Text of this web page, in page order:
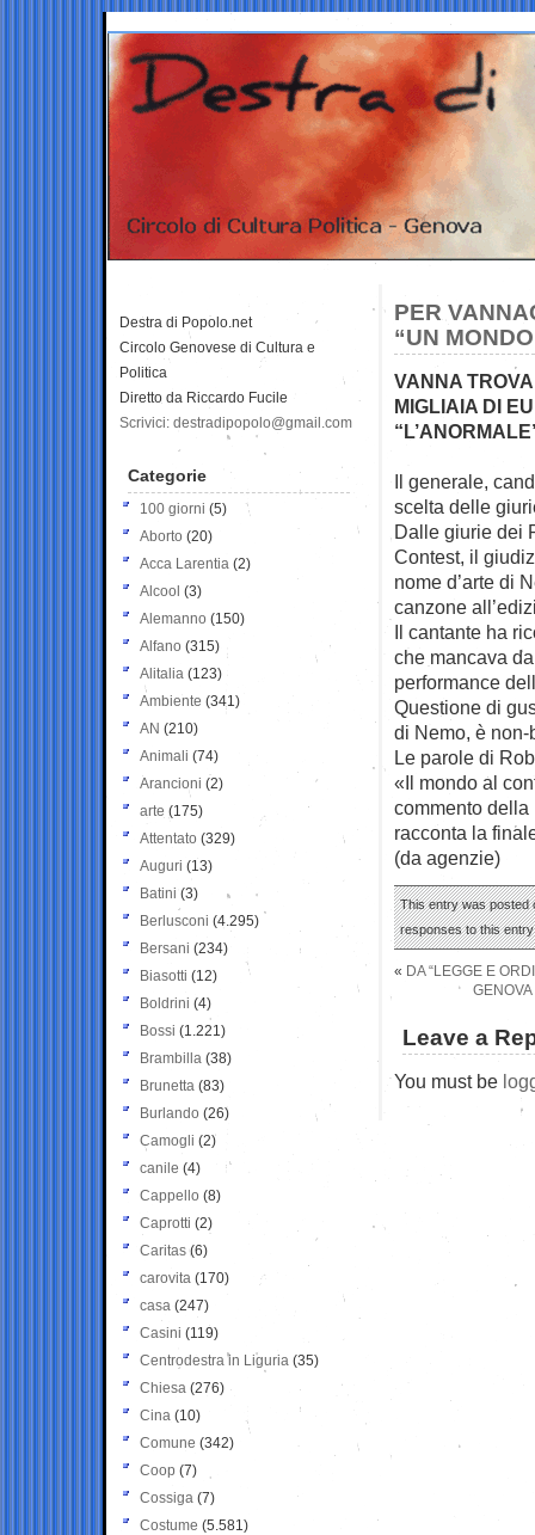
PER
“UN
VANNA
MIGLIAIA DI
Il generale,
scelta delle
Dalle giurie dei
Contest, il
nome d’arte di
canzone
Il cantante ha
che mancava
performance
Questione di
di Nemo, è non-
Le parole di
«Il mondo al
commento della
racconta la
(da agenzie)
This entry was posted
responses to this
« DA “LEGGE E
Leave a
You must be
Destra di Popolo.net
Circolo Genovese di Cultura e
Politica
Diretto da Riccardo Fucile
Scrivici: destradipopolo@gmail.com
Categorie
100 giorni (5)
Aborto (20)
Acca Larentia (2)
Alcool (3)
Alemanno (150)
Alfano (315)
Alitalia (123)
Ambiente (341)
AN (210)
Animali (74)
Arancioni (2)
arte (175)
Attentato (329)
Auguri (13)
Batini (3)
Berlusconi (4.295)
Bersani (234)
Biasotti (12)
Boldrini (4)
Bossi (1.221)
Brambilla (38)
Brunetta (83)
Burlando (26)
Camogli (2)
canile (4)
Cappello (8)
Caprotti (2)
Caritas (6)
carovita (170)
casa (247)
Casini (119)
Centrodestra in Liguria (35)
Chiesa (276)
Cina (10)
Comune (342)
Coop (7)
Cossiga (7)
Costume (5.581)